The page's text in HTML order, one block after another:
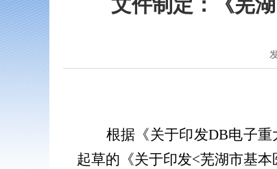
根据《关于印发DB电子
起草的《关于印发<芜湖市基